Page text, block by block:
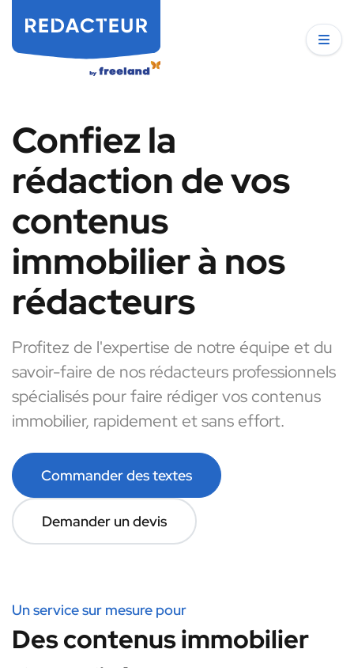
Confiez la
rédaction de vos
contenus
immobilier à nos
rédacteurs
Profitez de l'expertise de notre équipe et du
savoir-faire de nos rédacteurs professionnels
spécialisés pour faire rédiger vos contenus
immobilier, rapidement et sans effort.
Commander des textes
Demander un devis
Un service sur mesure pour
Des contenus immobilier